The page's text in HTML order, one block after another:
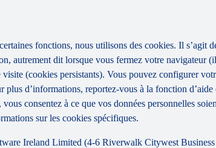
fonctions, nous utilisons des cookies. Il
autrement dit lorsque vous fermez votre navigateur
(cookies persistants). Vous pouvez configurer
plus d’informations, reportez-vous à la fonction
consentez à ce que vos données personnelles
sur les cookies spécifiques.
Ireland Limited (4-6 Riverwalk Citywest